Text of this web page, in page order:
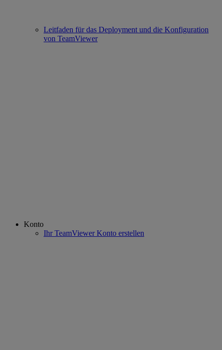
Leitfaden für das Deployment und die Konfiguration
von TeamViewer
Konto
Ihr TeamViewer Konto erstellen